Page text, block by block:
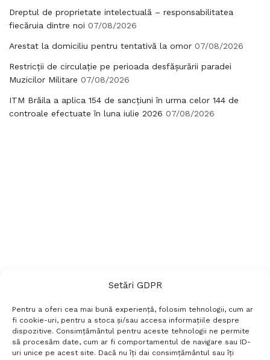
Setări GDPR
Pentru a oferi cea mai bună experiență, folosim tehnologii, cum ar
fi cookie-uri, pentru a stoca și/sau accesa informațiile despre
dispozitive. Consimțământul pentru aceste tehnologii ne permite
să procesăm date, cum ar fi comportamentul de navigare sau ID-
uri unice pe acest site. Dacă nu îți dai consimțământul sau îți
Dreptul de proprietate intelectuală – responsabilitatea
fiecăruia dintre noi 07/08/2026
Arestat la domiciliu pentru tentativă la omor 07/08/2026
Restricții de circulație pe perioada desfășurării paradei
Muzicilor Militare 07/08/2026
ITM Brăila a aplica 154 de sancțiuni în urma celor 144 de
controale efectuate în luna iulie 2026 07/08/2026